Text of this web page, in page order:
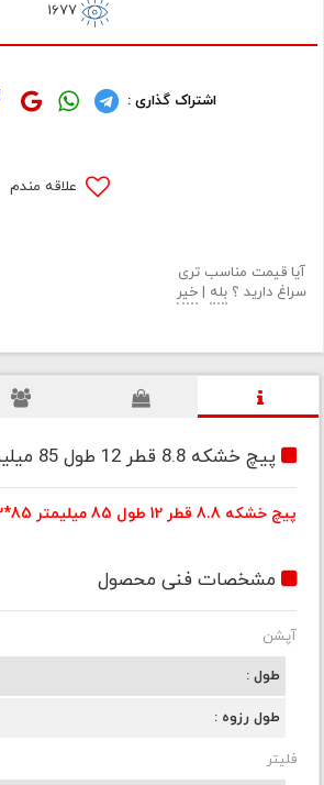
1677
اشتراک گذاری :
علاقه مندم
آیا قیمت مناسب تری
سراغ دارید ؟ بله | خیر
پیچ خشکه 8.8 قطر 12 طول 85 میلیمتر M 12*85
پیچ خشکه 8.8 قطر 12 طول 85 میلیمتر M 12*85
مشخصات فنی محصول
آپشن
طول
طول رزوه
فلیتر